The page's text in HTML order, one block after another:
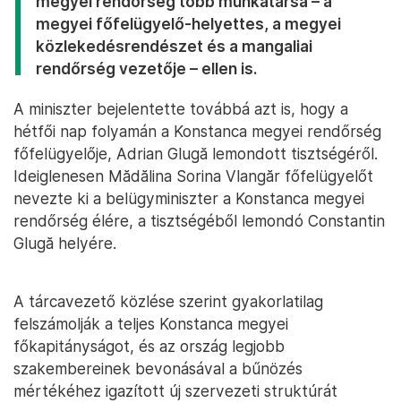
megyei főfelügyelő-helyettes, a megyei
közlekedésrendészet és a mangaliai
rendőrség vezetője – ellen is.
A miniszter bejelentette továbbá azt is, hogy a
hétfői nap folyamán a Konstanca megyei rendőrség
főfelügyelője, Adrian Glugă lemondott tisztségéről.
Ideiglenesen Mădălina Sorina Vlangăr főfelügyelőt
nevezte ki a belügyminiszter a Konstanca megyei
rendőrség élére, a tisztségéből lemondó Constantin
Glugă helyére.
A tárcavezető közlése szerint gyakorlatilag
felszámolják a teljes Konstanca megyei
főkapitányságot, és az ország legjobb
szakembereinek bevonásával a bűnözés
mértékéhez igazított új szervezeti struktúrát